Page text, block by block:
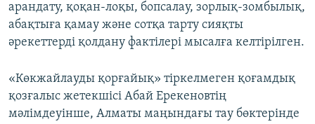
арандату, қоқан-лоқы, бопсалау, зорлық-зомбылық,
абақтыға қамау және сотқа тарту сияқты
әрекеттерді қолдану фактілері мысалға келтірілген.
«Көкжайлауды қорғайық» тіркелмеген қоғамдық
қозғалыс жетекшісі Абай Ерекеновтің
мәлімдеуінше, Алматы маңындағы тау бөктерінде